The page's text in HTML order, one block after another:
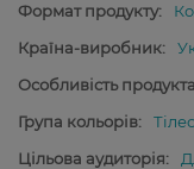
Формат продукту:
Країна-виробник:
Особливість
Група кольорів:
Цільова аудиторія: